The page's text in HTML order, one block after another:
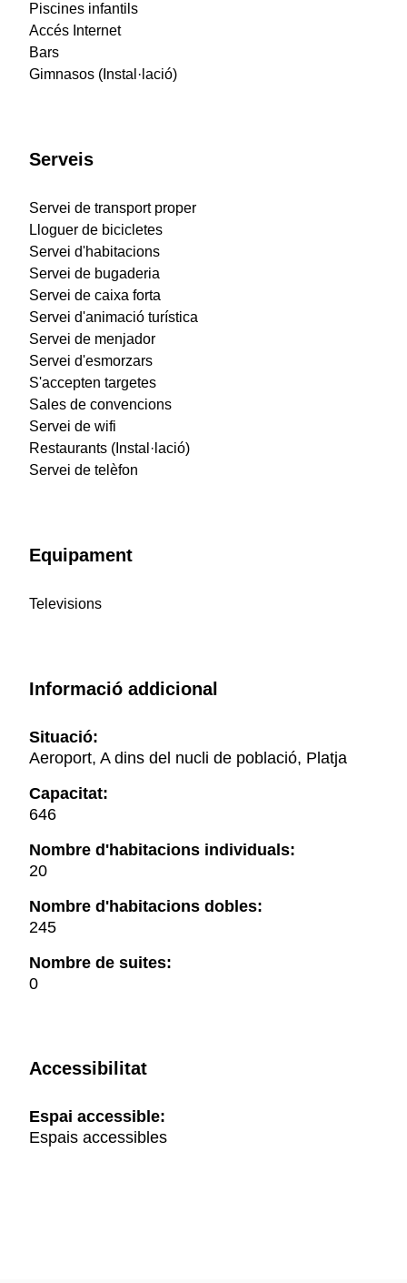
Piscines infantils
Accés Internet
Bars
Gimnasos (Instal·lació)
Serveis
Servei de transport proper
Lloguer de bicicletes
Servei d'habitacions
Servei de bugaderia
Servei de caixa forta
Servei d'animació turística
Servei de menjador
Servei d'esmorzars
S'accepten targetes
Sales de convencions
Servei de wifi
Restaurants (Instal·lació)
Servei de telèfon
Equipament
Televisions
Informació addicional
Situació:
Aeroport, A dins del nucli de població, Platja
Capacitat:
646
Nombre d'habitacions individuals:
20
Nombre d'habitacions dobles:
245
Nombre de suites:
0
Accessibilitat
Espai accessible:
Espais accessibles